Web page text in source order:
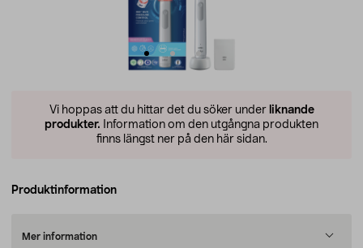
Vi hoppas att du hittar det du söker under liknande
produkter. Information om den utgångna produkten
finns längst ner på den här sidan.
Produktinformation
Mer information